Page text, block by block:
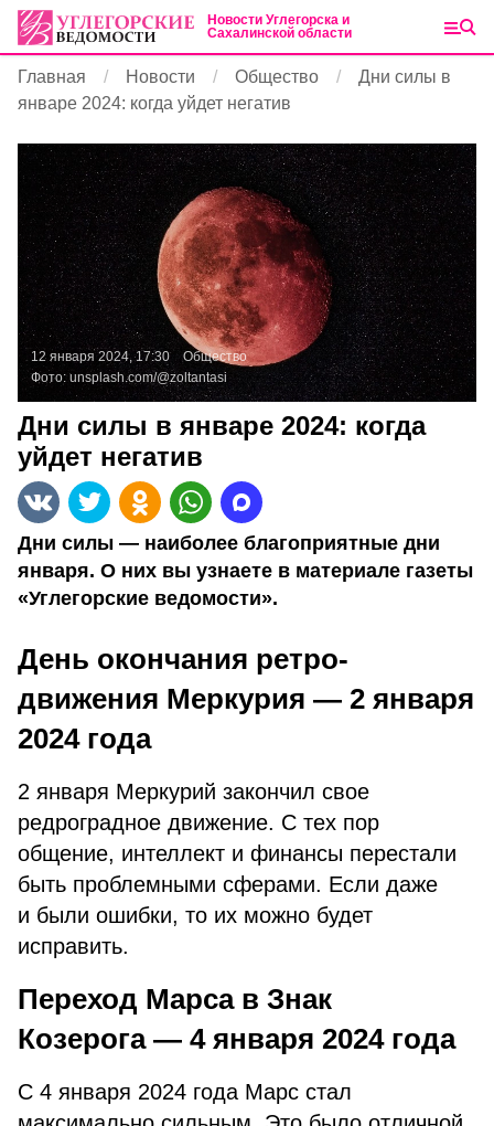
Новости Углегорска и
Сахалинской области
Главная Новости Общество
Дни силы в
январе 2024: когда уйдет негатив
12 января 2024, 17:30
Общество
Фото: unsplash.com/@zoltantasi
Дни силы в январе 2024: когда
уйдет негатив
Дни силы — наиболее благоприятные дни
января. О них вы узнаете в материале газеты
«Углегорские ведомости».
День окончания ретро-
движения Меркурия — 2 января
2024 года
2 января Меркурий закончил свое
редроградное движение. С тех пор
общение, интеллект и финансы перестали
быть проблемными сферами. Если даже
и были ошибки, то их можно будет
исправить.
Переход Марса в Знак
Козерога — 4 января 2024 года
С 4 января 2024 года Марс стал